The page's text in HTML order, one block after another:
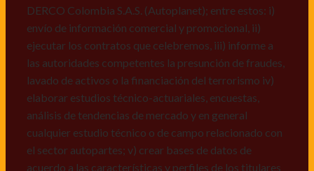
Personales, v) encuestas de satisfacción, vi) reportes
recall.
Declaro que puedo acceder a la política de protección
de datos personales de Derco en la
direcciónwww.autoplanet.com.co, igualmente,
manifiesto que he sido informado sobre mis derechos
a conocer, actualizar, rectificar, suprimir, solicitar
prueba: i) de autorización y ii) finalidad, presentar
quejas y/o reclamos en canales de
DERCO Colombia S.A.S. (Autoplanet); entre estos: i)
envío de información comercial y promocional, ii)
ejecutar los contratos que celebremos, iii) informe a
las autoridades competentes la presunción de fraudes,
lavado de activos o la financiación del terrorismo iv)
elaborar estudios técnico-actuariales, encuestas,
análisis de tendencias de mercado y en general
cualquier estudio técnico o de campo relacionado con
el sector autopartes; v) crear bases de datos de
acuerdo a las características y perfiles de los titulares